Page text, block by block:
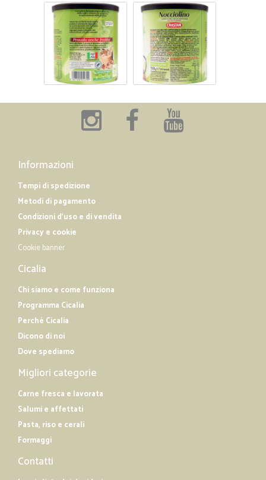
Informazioni
Tempi di spedizione
Metodi di pagamento
Condizioni d'uso e di vendita
Privacy e cookie
Cookie banner
Cicalia
Chi siamo e come funziona
Programma Cicalia
Perché Cicalia
Dicono di noi
Dove spediamo
Migliori categorie
Carne fresca e lavorata
Salumi e affettati
Pasta, riso e cerali
Formaggi
Contatti